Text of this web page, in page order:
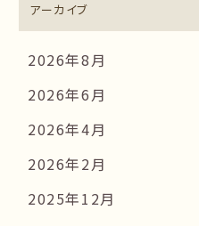
アーカイブ
2026年8月
2026年6月
2026年4月
2026年2月
2025年12月